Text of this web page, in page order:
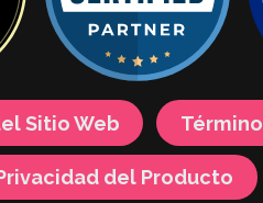
Sitio Web
del Producto